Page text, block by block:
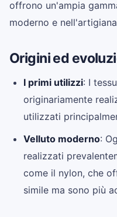
offrono un'ampia
moderno e
Origini ed
I primi utilizzi: I
originariamente
utilizzati
Velluto moderno:
realizzati
come il nylon, che
simile ma sono più